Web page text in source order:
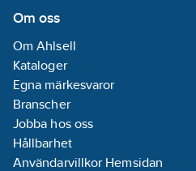
Om oss
Om Ahlsell
Kataloger
Egna märkesvaror
Branscher
Jobba hos oss
Hållbarhet
Användarvillkor Hemsidan